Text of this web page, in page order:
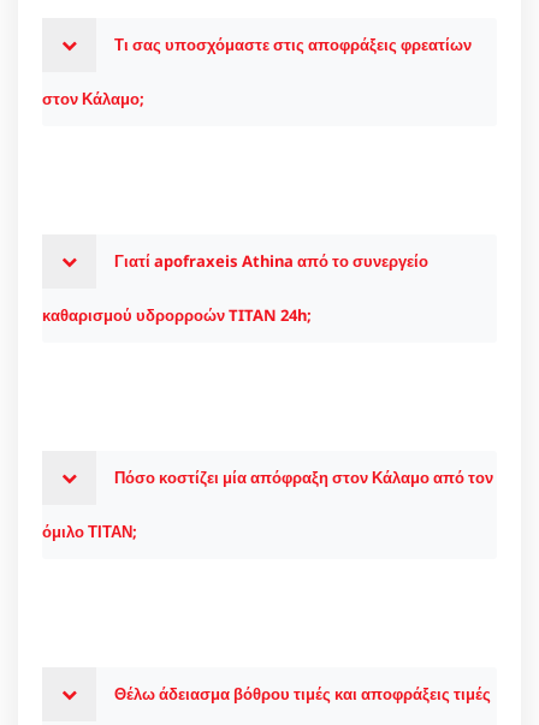
Τι σας υποσχόμαστε στις αποφράξεις φρεατίων
στον Κάλαμο;
Γιατί apofraxeis Athina από το συνεργείο
καθαρισμού υδρορροών TITAN 24h;
Πόσο κοστίζει μία απόφραξη στον Κάλαμο από τον
όμιλο ΤΙΤΑΝ;
Θέλω άδειασμα βόθρου τιμές και αποφράξεις τιμές